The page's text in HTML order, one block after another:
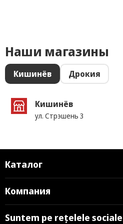
Наши магазины
Кишинёв Дрокия
Кишинёв
ул. Стрэшень 3
Каталог
Компания
Suntem pe rețelele sociale